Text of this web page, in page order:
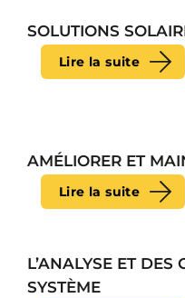
SOLUTIONS
Lire la suite
AMÉLIORER ET
Lire la suite
L’ANALYSE ET DES
SYSTÈME